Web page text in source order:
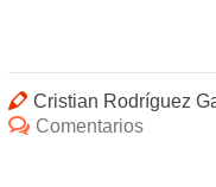
Cristian Rodríguez
Comentarios